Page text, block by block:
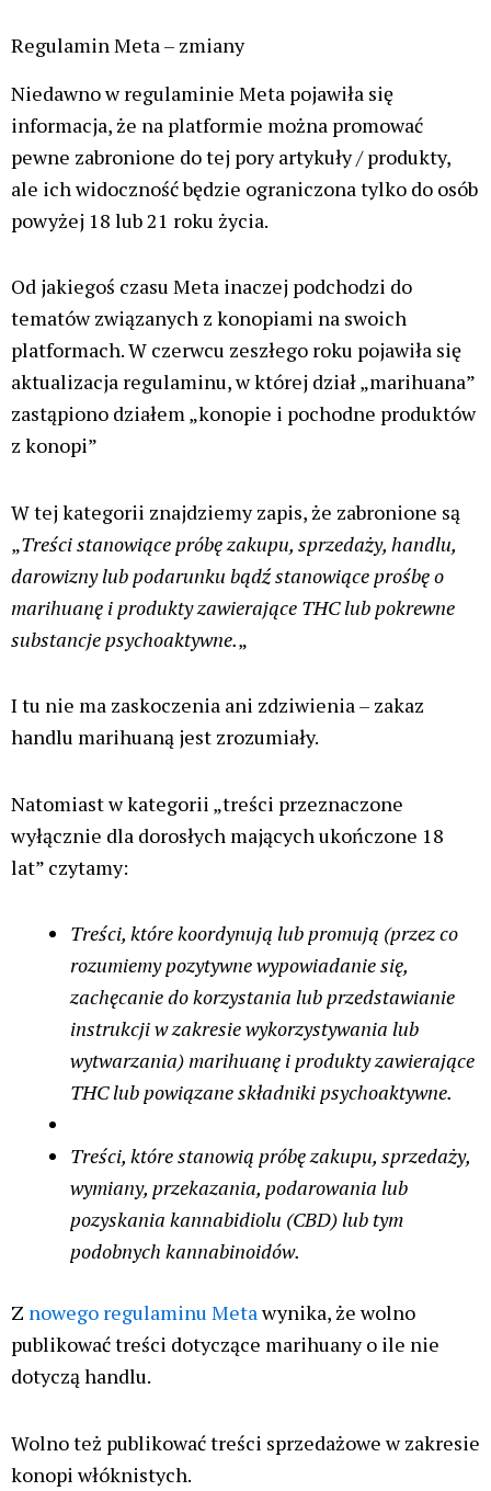
Regulamin Meta – zmiany
Niedawno w regulaminie Meta pojawiła się
informacja, że na platformie można promować
pewne zabronione do tej pory artykuły / produkty,
ale ich widoczność będzie ograniczona tylko do osób
powyżej 18 lub 21 roku życia.
Od jakiegoś czasu Meta inaczej podchodzi do
tematów związanych z konopiami na swoich
platformach. W czerwcu zeszłego roku pojawiła się
aktualizacja regulaminu, w której dział „marihuana”
zastąpiono działem „konopie i pochodne produktów
z konopi”
W tej kategorii znajdziemy zapis, że zabronione są
„Treści stanowiące próbę zakupu, sprzedaży, handlu,
darowizny lub podarunku bądź stanowiące prośbę o
marihuanę i produkty zawierające THC lub pokrewne
substancje psychoaktywne.„
I tu nie ma zaskoczenia ani zdziwienia – zakaz
handlu marihuaną jest zrozumiały.
Natomiast w kategorii „treści przeznaczone
wyłącznie dla dorosłych mających ukończone 18
lat” czytamy:
Treści, które koordynują lub promują (przez co
rozumiemy pozytywne wypowiadanie się,
zachęcanie do korzystania lub przedstawianie
instrukcji w zakresie wykorzystywania lub
wytwarzania) marihuanę i produkty zawierające
THC lub powiązane składniki psychoaktywne.
Treści, które stanowią próbę zakupu, sprzedaży,
wymiany, przekazania, podarowania lub
pozyskania kannabidiolu (CBD) lub tym
podobnych kannabinoidów.
Z nowego regulaminu Metawynika, że wolno
publikować treści dotyczące marihuany o ile nie
dotyczą handlu.
Wolno też publikować treści sprzedażowe w zakresie
konopi włóknistych.